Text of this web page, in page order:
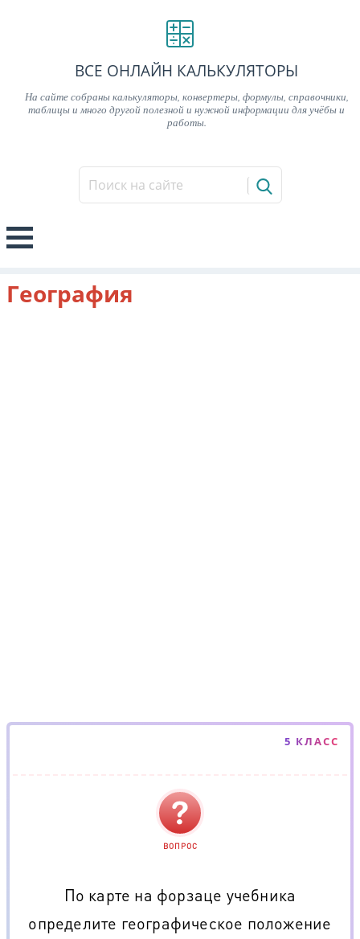
ВСЕ ОНЛАЙН КАЛЬКУЛЯТОРЫ
На сайте собраны калькуляторы, конвертеры, формулы, справочники,
таблицы и много другой полезной и нужной информации для учёбы и
работы.
География
5 КЛАСС
ВОПРОС
По карте на форзаце учебника
определите географическое положение